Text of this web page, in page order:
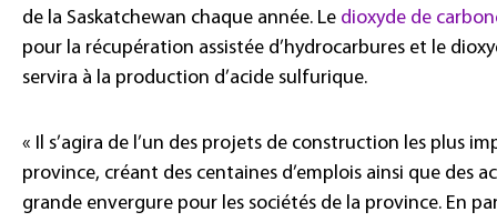
de la Saskatchewan chaque année. Le dioxyde de
pour la récupération assistée d’hydrocarbures et le
servira à la production d’acide sulfurique.
« Il s’agira de l’un des projets de construction les plus
province, créant des centaines d’emplois ainsi que des
grande envergure pour les sociétés de la province. En